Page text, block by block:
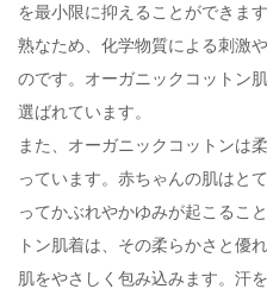
を最小限に抑えることができま
熟なため、化学物質による刺激
のです。オーガニックコットン
選ばれています。
また、オーガニックコットンは
っています。赤ちゃんの肌はと
ってかぶれやかゆみが起こるこ
トン肌着は、その柔らかさと優
肌をやさしく包み込みます。汗